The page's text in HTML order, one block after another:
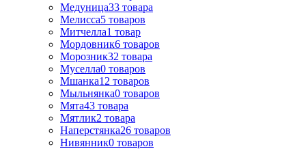
Медуница33 товара
Мелисса5 товаров
Митчелла1 товар
Мордовник6 товаров
Морозник32 товара
Муселла0 товаров
Мшанка12 товаров
Мыльнянка0 товаров
Мята43 товара
Мятлик2 товара
Наперстянка26 товаров
Нивянник0 товаров